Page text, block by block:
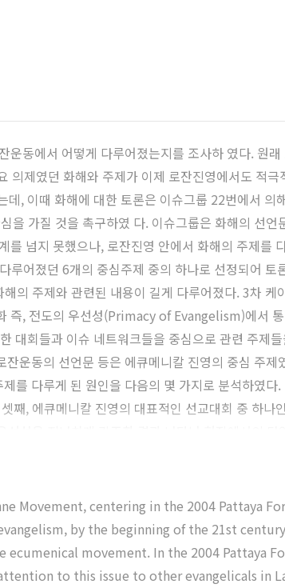
동에서 어떻게 다루어졌는지를 조사하 였다. 원
제였던 화해와 주제가 이제 로잔진영에서도 적
, 이때 화해에 대한 토론은 이슈그룹 22번에서 의
가질 것을 촉구하였 다. 이슈그룹은 화해의 선언
넘지 못했으나, 로잔진영 안에서 화해의 주제를
어졌던 6개의 중심주제 중의 하나로 선정되어 토
의 주제와 관련된 내용이 길게 다루어졌다. 3차 케
즉, 전도의 우선성(Primacy of Evangelism)에
회들과 이슈 네트워크들을 중심으로 관련 주제
운동의 선언문 등은 에큐메니칼 진영의 중심 주제
를 다루게 된 원인을 다음의 몇 가지로 분석하였다
째, 에큐메니칼 진영의 대표적인 선교대회 중 하나
Movement, centering in the 2004 Pattaya
by the beginning of the 21st
movement. In the 2004 Pattaya
to this issue to other evangelicals in